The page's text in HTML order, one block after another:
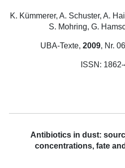
K. Kümmerer, A. Schuster, A.
S. Mohring, G.
UBA-Texte, 2009, Nr.
ISSN:
Antibiotics in dust:
concentrations, fate